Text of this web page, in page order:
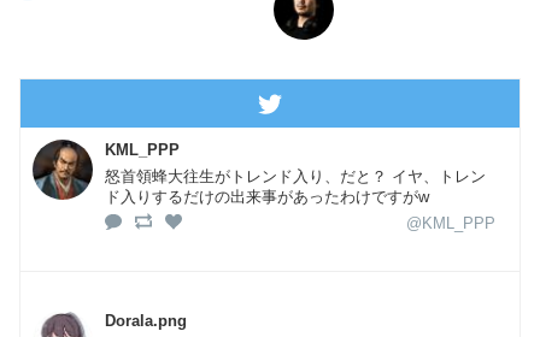
KML_PPP
怒首領蜂大往生がトレンド入り、だと？ イヤ、トレン
ド入りするだけの出来事があったわけですがw
@KML_PPP
Dorala.png